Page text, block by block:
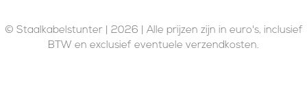
© Staalkabelstunter | 2026 | Alle prijzen zijn in euro's, inclusief
BTW en exclusief eventuele verzendkosten.